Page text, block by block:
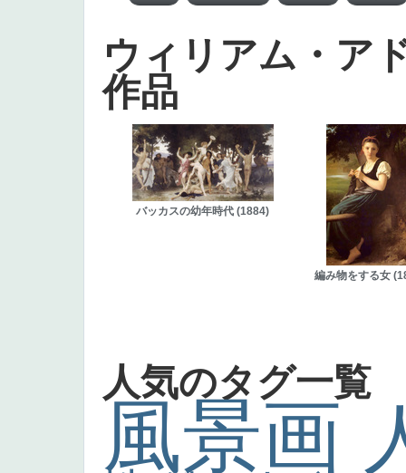
ウィリアム・ア
作品
バッカスの幼年時代 (1884)
編み物をする女
人気のタグ一覧
風景画